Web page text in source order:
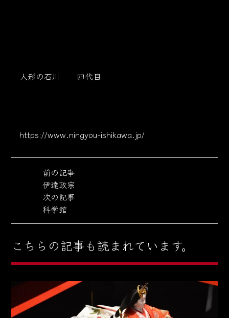
人形の石川 四代目
https://www.ningyou-ishikawa.jp/
前の記事
伊達政宗
次の記事
科学館
こちらの記事も読まれています。